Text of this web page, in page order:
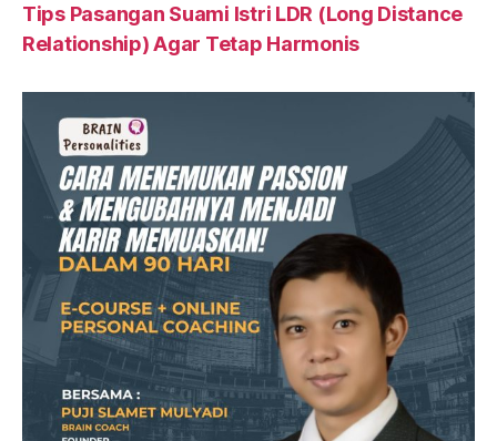
Tips Pasangan Suami Istri LDR (Long Distance
Relationship) Agar Tetap Harmonis